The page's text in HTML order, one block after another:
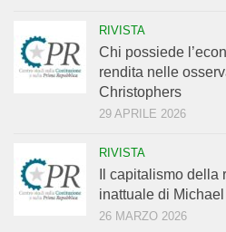
RIVISTA
Chi possiede
rendita nelle
Christophers
29 APRILE 2026
RIVISTA
Il capitalismo della
inattuale di
26 MARZO 2026